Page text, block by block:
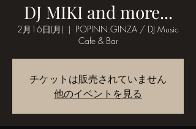
DJ MIKI and more...
2月16日(月)
  |
POPINN.GINZA / DJ Music
Cafe & Bar
チケットは販売されていません
他のイベントを見る